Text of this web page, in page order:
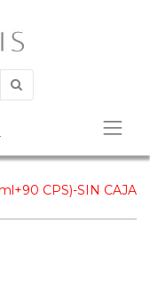
CPS)-SIN CAJA